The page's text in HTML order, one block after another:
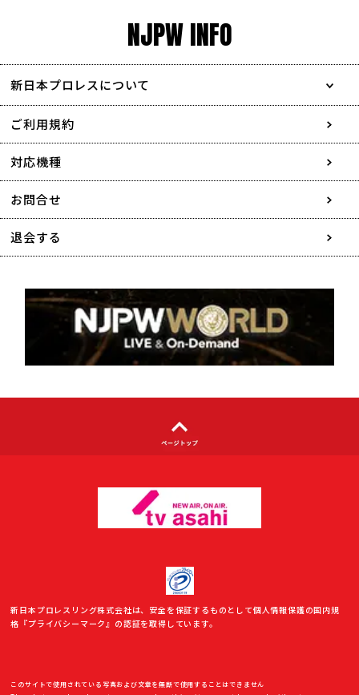
NJPW INFO
新日本プロレスについて
会社情報
採用情報
協賛・広告媒体のご案内
特定商取引に関する表記
著作権について
利用者情報の外部送信について
ご利用規約
対応機種
お問合せ
退会する
新日本プロレスリング株式会社は、安全を保証するものとして個人情報保護の国内規
格『プライバシーマーク』の認証を取得しています。
このサイトで使用されている写真および文章を無断で使用することはできません